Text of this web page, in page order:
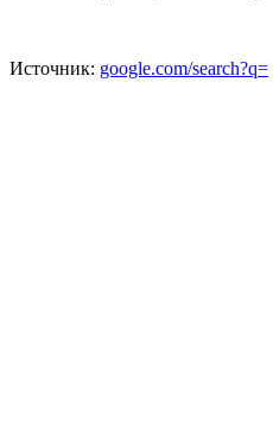
Источник: google.com/search?q=